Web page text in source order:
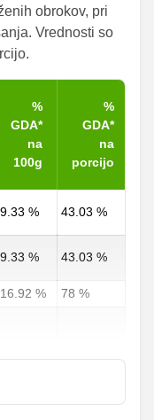
obrokov, pri
Vrednosti so
%
GDA*
na
100g
%
GDA*
na
porcijo
9.33 % 43.03 %
9.33 % 43.03 %
16.92 %
78 %
7.25 % 33.43 %